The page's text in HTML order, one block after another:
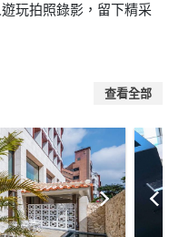
遊玩拍照錄影，留下精采
查看全部